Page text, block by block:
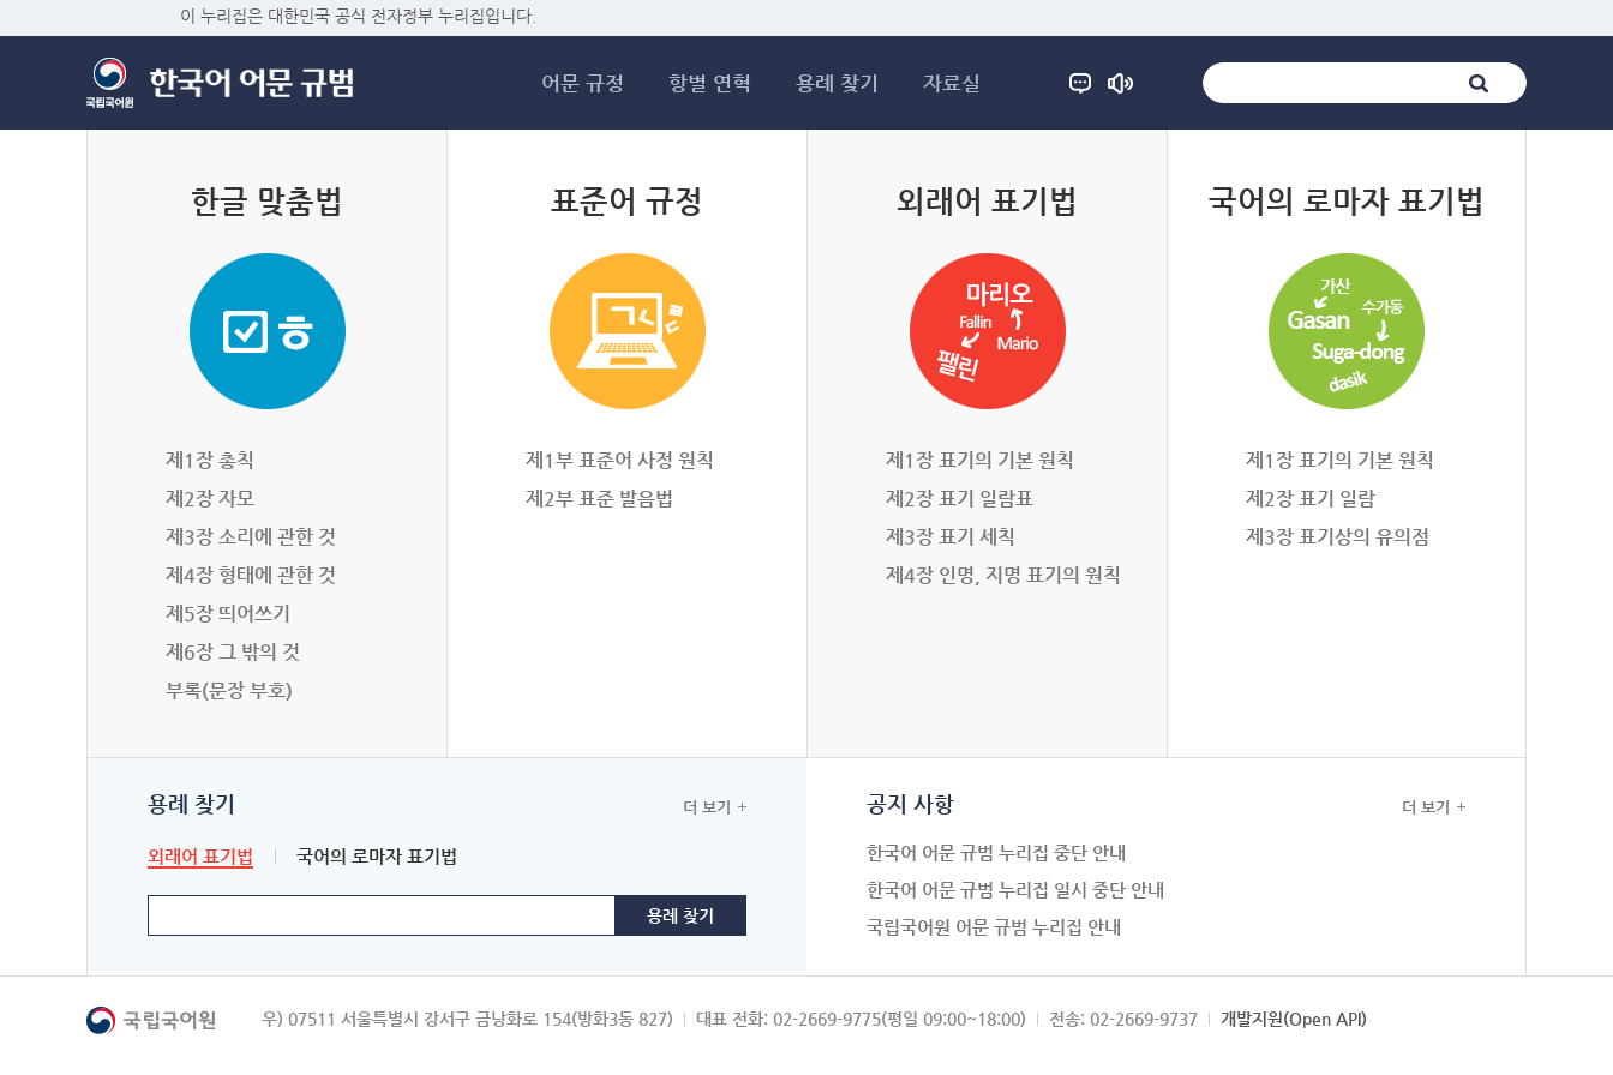
이 누리집은 대한민국 공식 전자정부 누리집입니다.
어문 규정 항별 연혁 용례 찾기 자료실
한글 맞춤법
제1장 총칙
제2장 자모
제3장 소리에 관한 것
제4장 형태에 관한 것
제5장 띄어쓰기
제6장 그 밖의 것
부록(문장 부호)
표준어 규정
제1부 표준어 사정 원칙
제2부 표준 발음법
외래어 표기법
제1장 표기의 기본 원칙
제2장 표기 일람표
제3장 표기 세칙
제4장 인명, 지명 표기의 원칙
국어의 로마자 표기법
제1장 표기의 기본 원칙
제2장 표기 일람
제3장 표기상의 유의점
용례 찾기
외래어 표기법 국어의 로마자 표기법
더 보기 공지 사항
한국어 어문 규범 누리집 중단 안내
한국어 어문 규범 누리집 일시 중단 안내
국립국어원 어문 규범 누리집 안내
더 보기
우) 07511 서울특별시 강서구 금낭화로 154(방화3동 827) 대표 전화: 02-2669-9775(평일 09:00~18:00) 전송: 02-2669-9737 개발지원(Open API)